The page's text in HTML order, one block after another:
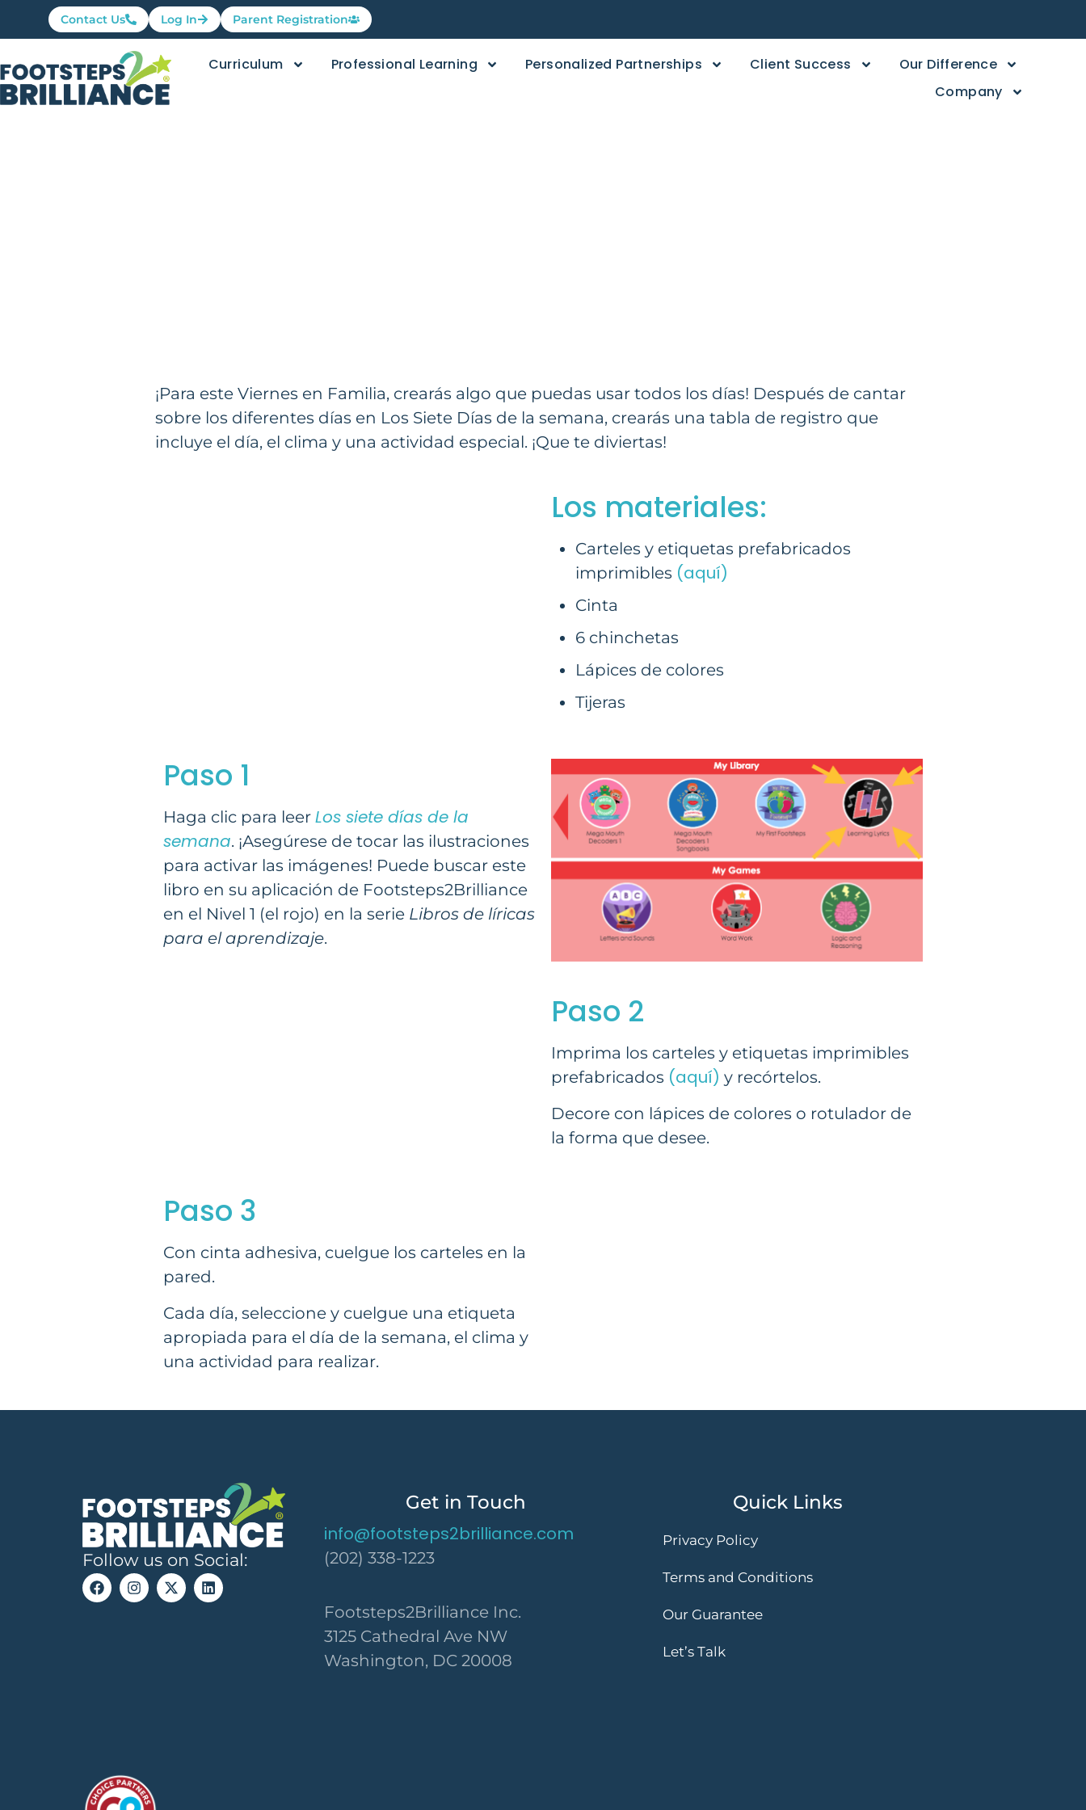
Contact Us Log In Parent Registration
Curriculum Professional Learning Personalized Partnerships Client Success
Our Difference
Company
¡Para este Viernes en Familia, crearás algo que puedas usar todos los días! Después de cantar
sobre los diferentes días en Los Siete Días de la semana, crearás una tabla de registro que
incluye el día, el clima y una actividad especial. ¡Que te diviertas!
Los materiales:
Carteles y etiquetas prefabricados
imprimibles (aquí)
Cinta
6 chinchetas
Lápices de colores
Tijeras
Paso 1
Haga clic para leer Los siete días de la
semana. ¡Asegúrese de tocar las ilustraciones
para activar las imágenes! Puede buscar este
libro en su aplicación de Footsteps2Brilliance
en el Nivel 1 (el rojo) en la serie Libros de líricas
para el aprendizaje.
Paso 2
Imprima los carteles y etiquetas imprimibles
prefabricados (aquí) y recórtelos.
Decore con lápices de colores o rotulador de
la forma que desee.
Paso 3
Con cinta adhesiva, cuelgue los carteles en la
pared.
Cada día, seleccione y cuelgue una etiqueta
apropiada para el día de la semana, el clima y
una actividad para realizar.
Follow us on Social:
Get in Touch
info@footsteps2brilliance.com
(202) 338-1223
Footsteps2Brilliance Inc.
3125 Cathedral Ave NW
Washington, DC 20008
Quick Links
Privacy Policy
Terms and Conditions
Our Guarantee
Let’s Talk